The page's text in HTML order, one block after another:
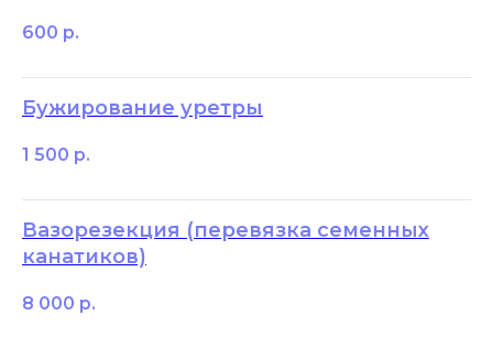
600 р.
Бужирование уретры
1 500 р.
Вазорезекция (перевязка семенных
канатиков)
8 000 р.